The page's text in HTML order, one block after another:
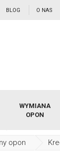
BLOG O NAS
WYMIANA
OPON
opon